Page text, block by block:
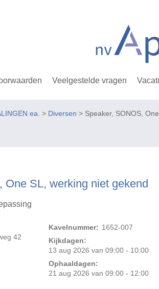
Veelgestelde vragen
ea. > Diversen > Speaker, SONOS,
One SL, werking niet gekend
42
Kavelnummer: 1652-007
Kijkdagen:
13 aug 2026 van 09:00 - 10:00
Ophaaldagen:
21 aug 2026 van 09:00 - 12:00